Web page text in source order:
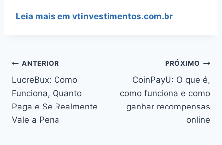
Leia mais em vtinvestimentos.com.br
Navegação
de
Post
ANTERIOR
LucreBux: Como
Funciona, Quanto
Paga e Se Realmente
Vale a Pena
PRÓXIMO
CoinPayU: O que é,
como funciona e como
ganhar recompensas
online